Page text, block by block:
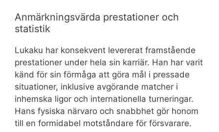
Anmärkningsvärda prestationer och
statistik
Lukaku har konsekvent levererat framstående
prestationer under hela sin karriär. Han har varit
känd för sin förmåga att göra mål i pressade
situationer, inklusive avgörande matcher i
inhemska ligor och internationella turneringar.
Hans fysiska närvaro och snabbhet gör honom
till en formidabel motståndare för försvarare.